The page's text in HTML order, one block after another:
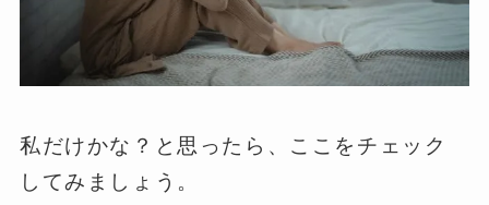
私だけかな？と思ったら、ここをチェック
してみましょう。